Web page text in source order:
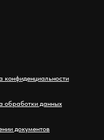
конфиденциальности
обработки данных
документов